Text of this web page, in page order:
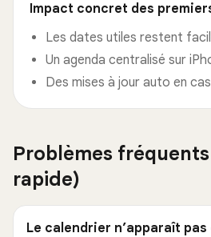
Impact concret des
Les dates utiles restent
Un agenda centralisé sur
Des mises à jour auto en
Problèmes
rapide)
Le calendrier n’apparaît pas